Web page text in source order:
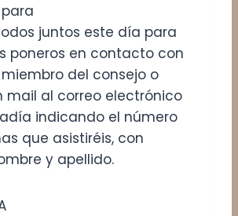
juntos este día para
poneros en contacto con
del consejo o
mail al correo electrónico
indicando el número
que asistiréis, con
y apellido.